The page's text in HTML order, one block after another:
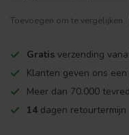
Toevoegen om te vergelijken
Gratis verzending
Klanten geven ons
Meer dan 70.000
14 dagen retourtermijn